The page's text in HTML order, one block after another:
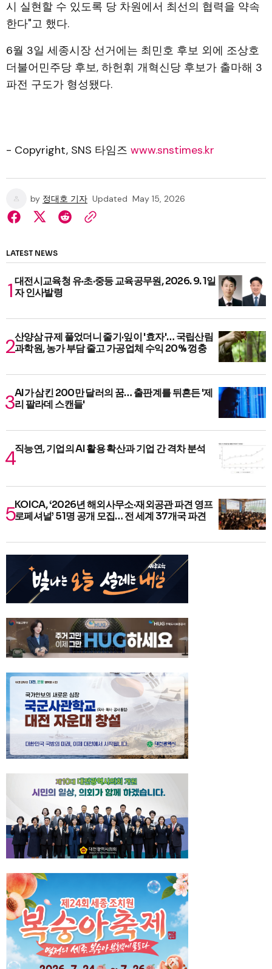
시 실현할 수 있도록 당 차원에서 최선의 협력을 약속
한다"고 했다.
6월 3일 세종시장 선거에는 최민호 후보 외에 조상호
더불어민주당 후보, 하헌휘 개혁신당 후보가 출마해 3
파전 구도가 형성됐다.
- Copyright, SNS 타임즈 www.snstimes.kr
by 정대호 기자 Updated May 15, 2026
LATEST NEWS
대전시교육청 유·초·중등 교육공무원, 2026. 9. 1일
자 인사발령
산양삼 규제 풀었더니 줄기·잎이 '효자'… 국립산림
과학원, 농가 부담 줄고 가공업체 수익 20% 껑충
AI가 삼킨 200만 달러의 꿈… 출판계를 뒤흔든 '제
리 팔라데 스캔들'
직능연, 기업의 AI 활용 확산과 기업 간 격차 분석
KOICA, ‘2026년 해외사무소·재외공관 파견 영프
로페셔널’ 51명 공개 모집… 전 세계 37개국 파견